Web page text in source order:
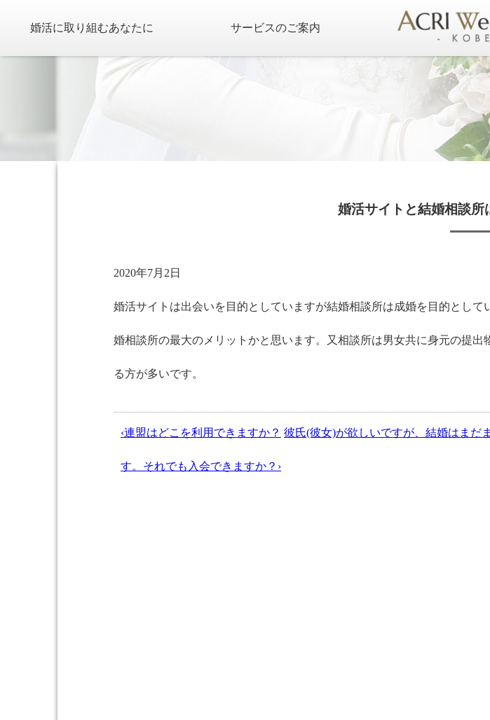
婚活に取り組むあなたに サービスのご案内
婚活サイトと結婚相談所
2020年7月2日
婚活サイトは出会いを目的としていますが結婚相談所は成婚を目的として
婚相談所の最大のメリットかと思います。又相談所は男女共に身元の提出
る方が多いです。
‹連盟はどこを利用できますか？ 彼氏(彼女)が欲しいですが、結婚はまだ
す。それでも入会できますか？›